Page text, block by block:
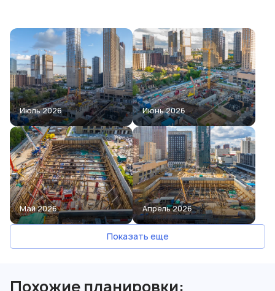
Июль 2026 Июнь 2026
Май 2026 Апрель 2026
Показать еще
Похожие планировки: